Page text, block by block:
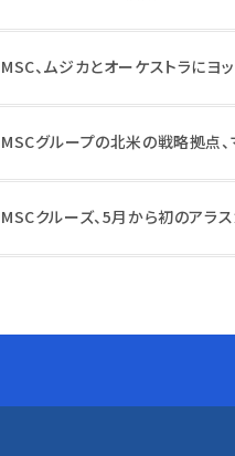
MSC、ムジカとオーケストラにヨ
MSCグループの北米の戦略拠点
MSCクルーズ、5月から初のアラ